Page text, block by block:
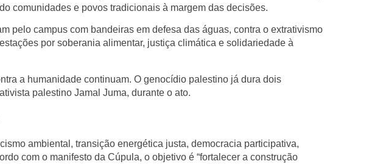
comunidades e povos tradicionais à margem das decisões.
pelo campus com bandeiras em defesa das águas, contra o extrativismo
por soberania alimentar, justiça climática e solidariedade à
a humanidade continuam. O genocídio palestino já dura dois
palestino Jamal Juma, durante o ato.
ambiental, transição energética justa, democracia participativa,
com o manifesto da Cúpula, o objetivo é “fortalecer a construção